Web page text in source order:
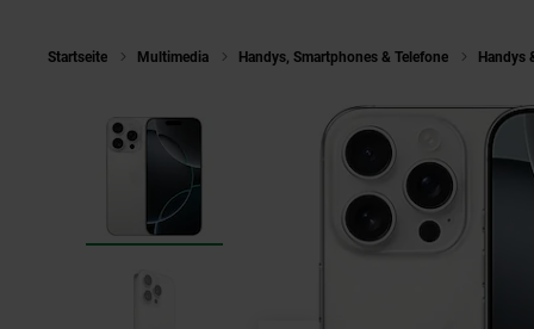
Startseite Multimedia Handys, Smartphones & Telefone Handys